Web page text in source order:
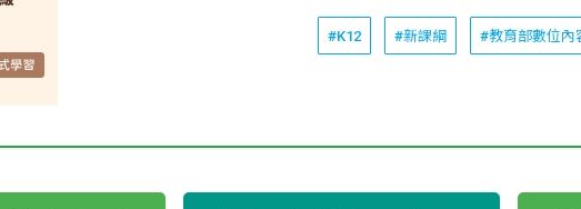
#K12 #新課綱 #教育部數位內